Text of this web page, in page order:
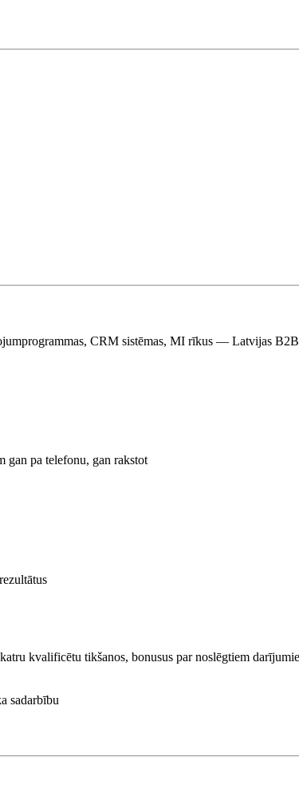
CRM sistēmas, MI rīkus — Latvijas
gan pa telefonu, gan rakstot
kvalificētu tikšanos, bonusus par noslēgtiem
sadarbību